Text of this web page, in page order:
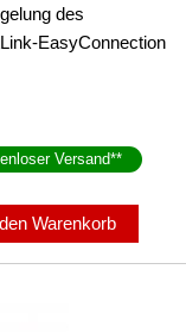
des
EasyConnection
Versand**
Warenkorb